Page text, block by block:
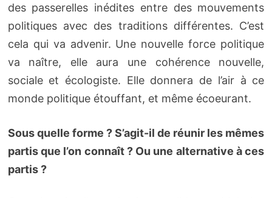
des passerelles inédites entre des mouvements
politiques avec des traditions différentes. C’est
cela qui va advenir. Une nouvelle force politique
va naître, elle aura une cohérence nouvelle,
sociale et écologiste. Elle donnera de l’air à ce
monde politique étouffant, et même écoeurant.
Sous quelle forme ? S’agit-il de réunir les mêmes
partis que l’on connaît ? Ou une alternative à ces
partis ?